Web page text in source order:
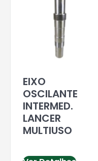
EIXO
OSCILANTE
INTERMED.
LANCER
MULTIUSO